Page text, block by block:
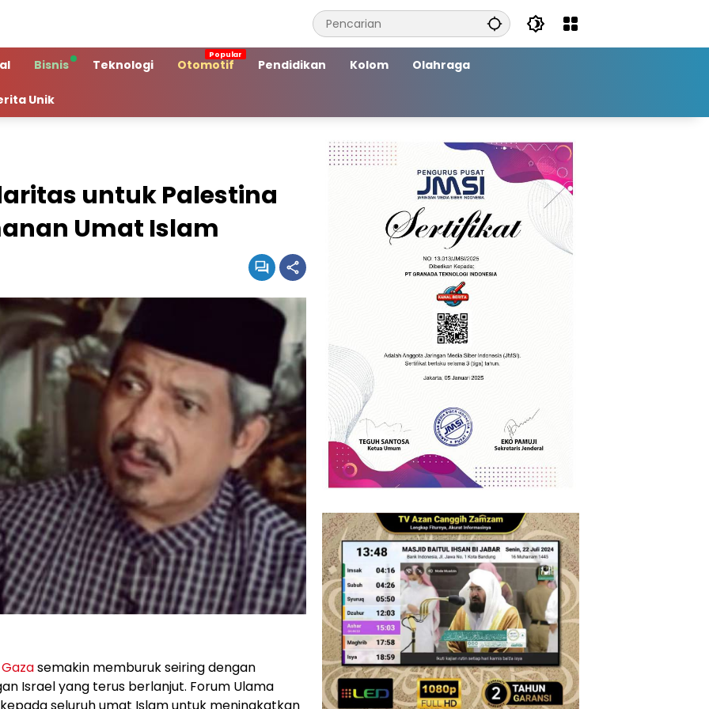
Bisnis Teknologi Otomotif Pendidikan Kolom Olahraga
Unik
untuk Palestina
Umat Islam
Gazasemakin memburuk seiring dengan
Israel yang terus berlanjut. Forum Ulama